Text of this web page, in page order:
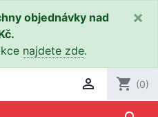
objednávky nad
najdete zde.
×
 shopping_cart (0)